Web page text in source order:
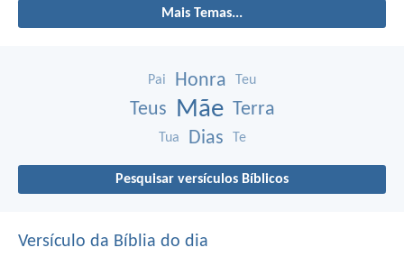
Mais Temas...
Pai Honra Teu
Teus Mãe Terra
Tua Dias Te
Pesquisar versículos Bíblicos
Versículo da Bíblia do dia